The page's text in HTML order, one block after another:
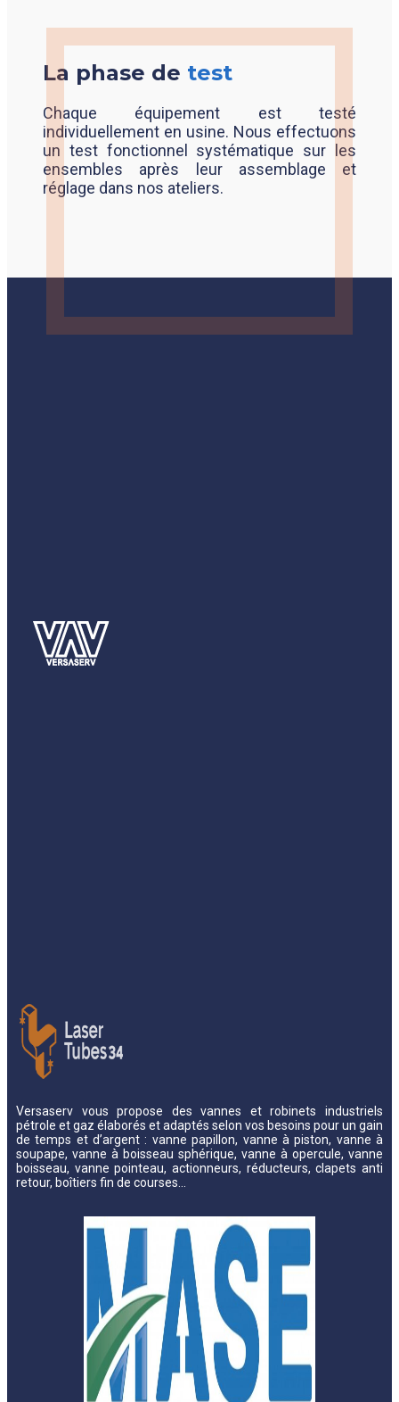
La phase de test
Chaque équipement est testé
individuellement en usine. Nous effectuons
un test fonctionnel systématique sur les
ensembles après leur assemblage et
réglage dans nos ateliers.
Versaserv vous propose des vannes et robinets industriels
pétrole et gaz élaborés et adaptés selon vos besoins pour un gain
de temps et d’argent : vanne papillon, vanne à piston, vanne à
soupape, vanne à boisseau sphérique, vanne à opercule, vanne
boisseau, vanne pointeau, actionneurs, réducteurs, clapets anti
retour, boîtiers fin de courses…